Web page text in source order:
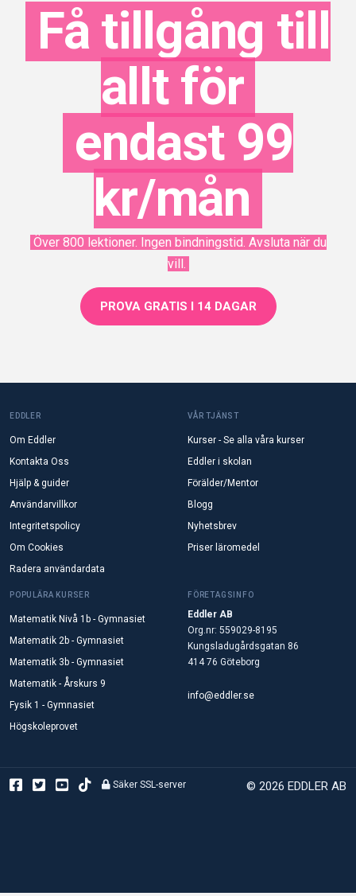
Få tillgång till
allt för
endast 99
kr/mån
Över 800 lektioner. Ingen bindningstid. Avsluta när du
vill.
PROVA GRATIS I 14 DAGAR
EDDLER
Om Eddler
Kontakta Oss
Hjälp & guider
Användarvillkor
Integritetspolicy
Om Cookies
Radera användardata
VÅR TJÄNST
Kurser - Se alla våra kurser
Eddler i skolan
Förälder/Mentor
Blogg
Nyhetsbrev
Priser läromedel
POPULÄRA KURSER
Matematik Nivå 1b - Gymnasiet
Matematik 2b - Gymnasiet
Matematik 3b - Gymnasiet
Matematik - Årskurs 9
Fysik 1 - Gymnasiet
Högskoleprovet
FÖRETAGSINFO
Eddler AB
Org.nr: 559029-8195
Kungsladugårdsgatan 86
414 76 Göteborg
info@eddler.se
© 2026 EDDLER AB
Säker SSL-server